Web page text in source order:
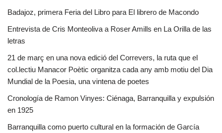
Badajoz, primera Feria del Libro para El librero de Macondo
Entrevista de Cris Monteoliva a Roser Amills en La Orilla de las
letras
21 de març en una nova edició del Correvers, la ruta que el
col.lectiu Manacor Poètic organitza cada any amb motiu del Dia
Mundial de la Poesia, una vintena de poetes
Cronología de Ramon Vinyes: Ciénaga, Barranquilla y expulsión
en 1925
Barranquilla como puerto cultural en la formación de García